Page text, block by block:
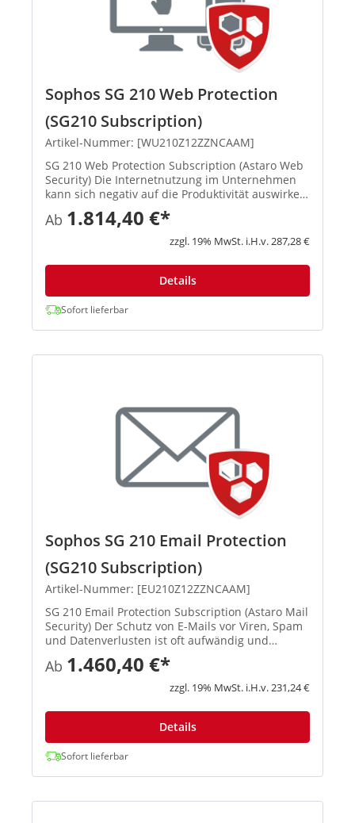
Sophos SG 210 Web Protection
(SG210 Subscription)
Artikel-Nummer: [WU210Z12ZZNCAAM]
SG 210 Web Protection Subscription (Astaro Web
Security) Die Internetnutzung im Unternehmen
kann sich negativ auf die Produktivität auswirken
und birgt die Gefahr, dass Malware ins Netzwerk
eingeschleust wird. Sophos Web Protection
Ab 1.814,40 €*
zzgl. 19% MwSt. i.H.v. 287,28 €
Details
Sofort lieferbar
Sophos SG 210 Email Protection
(SG210 Subscription)
Artikel-Nummer: [EU210Z12ZZNCAAM]
SG 210 Email Protection Subscription (Astaro Mail
Security) Der Schutz von E-Mails vor Viren, Spam
und Datenverlusten ist oft aufwändig und
zeitraubend. Sie müssen auf Infektionen durch
Viren reagieren, die Spam-Quarantäne verwalten
Ab 1.460,40 €*
zzgl. 19% MwSt. i.H.v. 231,24 €
Details
Sofort lieferbar